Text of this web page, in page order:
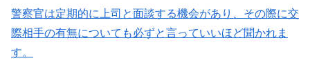
警察官は定期的に上司と面談する機会があり、その際に交
際相手の有無についても必ずと言っていいほど聞かれま
す。